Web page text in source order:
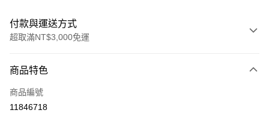
付款與運送方式
超取滿NT$3,000免運
信用卡一次付款
超商取貨付款
商品特色
商品編號
11846718